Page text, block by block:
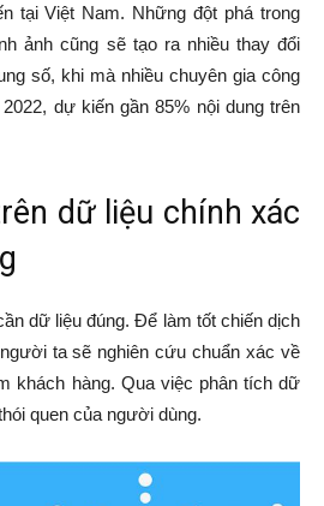
tại Việt Nam. Những đột phá trong
ảnh cũng sẽ tạo ra nhiều thay đổi
số, khi mà nhiều chuyên gia công
dự kiến gần 85% nội dung trên
dữ liệu chính xác
dữ liệu đúng. Để làm tốt chiến dịch
ta sẽ nghiên cứu chuẩn xác về
khách hàng. Qua việc phân tích dữ
quen của người dùng.